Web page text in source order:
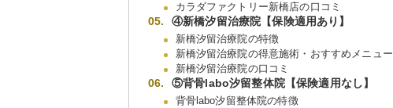
カラダファクトリー新橋店の口コミ
④新橋汐留治療院【保険適用あり】
新橋汐留治療院の特徴
新橋汐留治療院の得意施術・おすすめメニュー
新橋汐留治療院の口コミ
⑤背骨labo汐留整体院【保険適用なし】
背骨labo汐留整体院の特徴